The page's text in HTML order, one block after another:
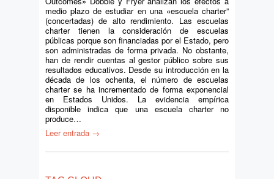
medio plazo de estudiar en una «escuela charter”
(concertadas) de alto rendimiento. Las escuelas
charter tienen la consideración de escuelas
públicas porque son financiadas por el Estado, pero
son administradas de forma privada. No obstante,
han de rendir cuentas al gestor público sobre sus
resultados educativos. Desde su introducción en la
década de los ochenta, el número de escuelas
charter se ha incrementado de forma exponencial
en Estados Unidos. La evidencia empírica
disponible indica que una escuela charter no
produce…
Leer entrada →